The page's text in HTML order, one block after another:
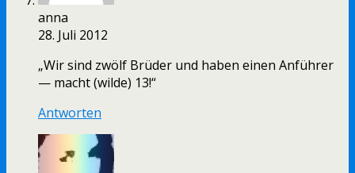
anna
28. Juli 2012
„Wir sind zwölf Brüder und haben einen Anführer
— macht (wilde) 13!“
Antworten